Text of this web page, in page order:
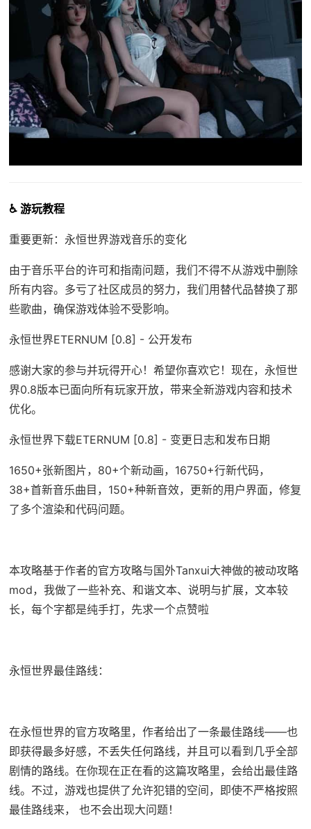
♿ 游玩教程
重要更新：永恒世界游戏音乐的变化
由于音乐平台的许可和指南问题，我们不得不从游戏中删除
所有内容。多亏了社区成员的努力，我们用替代品替换了那
些歌曲，确保游戏体验不受影响。
永恒世界ETERNUM [0.8] - 公开发布
感谢大家的参与并玩得开心！希望你喜欢它！现在，永恒世
界0.8版本已面向所有玩家开放，带来全新游戏内容和技术
优化。
永恒世界下载ETERNUM [0.8] - 变更日志和发布日期
1650+张新图片，80+个新动画，16750+行新代码，
38+首新音乐曲目，150+种新音效，更新的用户界面，修复
了多个渲染和代码问题。
本攻略基于作者的官方攻略与国外Tanxui大神做的被动攻略
mod，我做了一些补充、和谐文本、说明与扩展，文本较
长，每个字都是纯手打，先求一个点赞啦
永恒世界最佳路线：
在永恒世界的官方攻略里，作者给出了一条最佳路线——也
即获得最多好感，不丢失任何路线，并且可以看到几乎全部
剧情的路线。在你现在正在看的这篇攻略里，会给出最佳路
线。不过，游戏也提供了允许犯错的空间，即使不严格按照
最佳路线来， 也不会出现大问题！